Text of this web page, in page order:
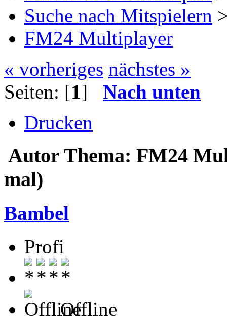
Suche nach Mitspielern
FM24 Multiplayer
« vorheriges nächstes »
Seiten: [1] Nach unten
Drucken
Autor Thema: FM24
mal)
Bambel
Profi
Offline